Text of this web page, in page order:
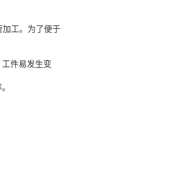
加工。为了便于
件易发生变